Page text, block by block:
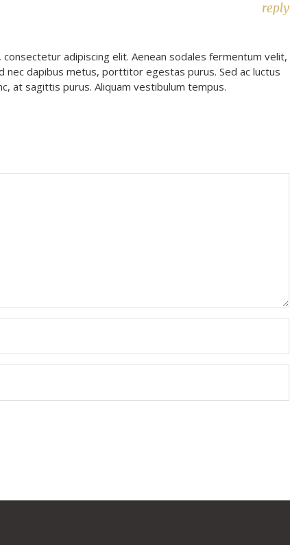
reply
adipiscing elit. Aenean sodales fermentum velit,
nec dapibus metus, porttitor egestas purus. Sed ac luctus
at sagittis purus. Aliquam vestibulum tempus.